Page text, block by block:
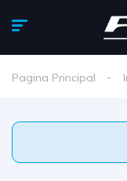
Pagina Principal